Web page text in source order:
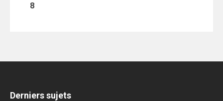
8
Derniers sujets